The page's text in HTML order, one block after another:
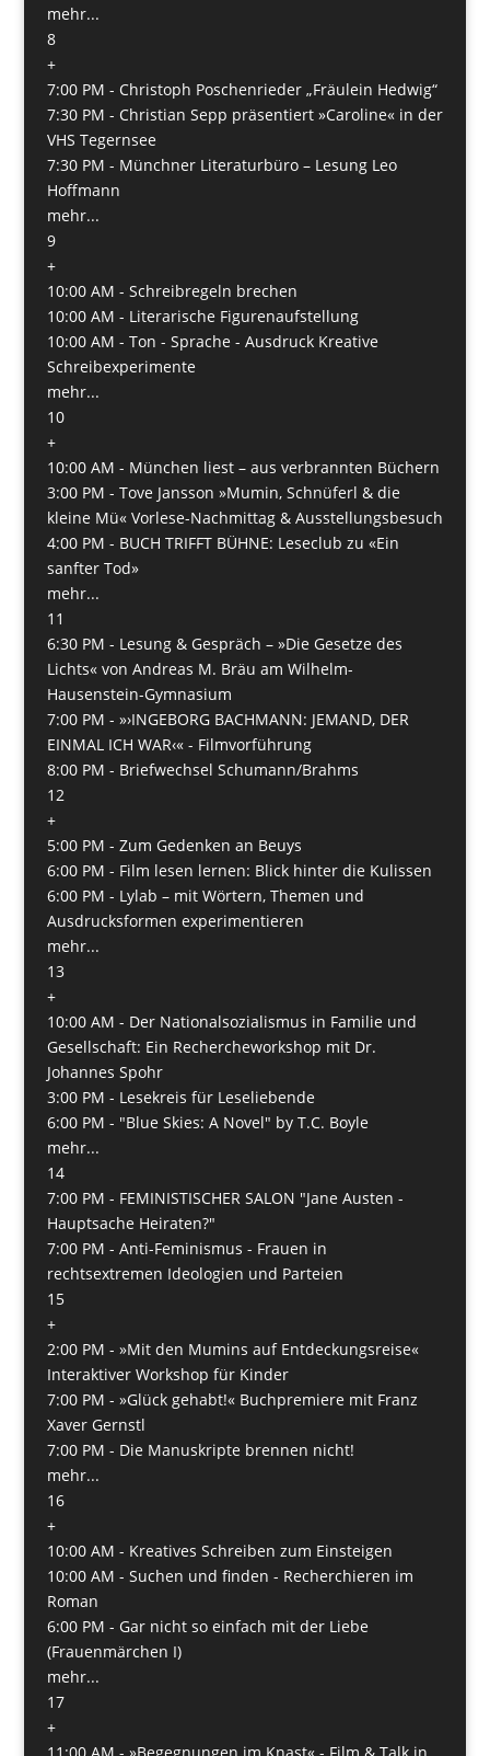
mehr...
8
+
7:00 PM - Christoph Poschenrieder „Fräulein Hedwig“
7:30 PM - Christian Sepp präsentiert »Caroline« in der
VHS Tegernsee
7:30 PM - Münchner Literaturbüro – Lesung Leo
Hoffmann
mehr...
9
+
10:00 AM - Schreibregeln brechen
10:00 AM - Literarische Figurenaufstellung
10:00 AM - Ton - Sprache - Ausdruck Kreative
Schreibexperimente
mehr...
10
+
10:00 AM - München liest – aus verbrannten Büchern
3:00 PM - Tove Jansson »Mumin, Schnüferl & die
kleine Mü« Vorlese-Nachmittag & Ausstellungsbesuch
4:00 PM - BUCH TRIFFT BÜHNE: Leseclub zu «Ein
sanfter Tod»
mehr...
11
6:30 PM - Lesung & Gespräch – »Die Gesetze des
Lichts« von Andreas M. Bräu am Wilhelm-
Hausenstein-Gymnasium
7:00 PM - »›INGEBORG BACHMANN: JEMAND, DER
EINMAL ICH WAR‹« - Filmvorführung
8:00 PM - Briefwechsel Schumann/Brahms
12
+
5:00 PM - Zum Gedenken an Beuys
6:00 PM - Film lesen lernen: Blick hinter die Kulissen
6:00 PM - Lylab – mit Wörtern, Themen und
Ausdrucksformen experimentieren
mehr...
13
+
10:00 AM - Der Nationalsozialismus in Familie und
Gesellschaft: Ein Rechercheworkshop mit Dr.
Johannes Spohr
3:00 PM - Lesekreis für Leseliebende
6:00 PM - "Blue Skies: A Novel" by T.C. Boyle
mehr...
14
7:00 PM - FEMINISTISCHER SALON "Jane Austen -
Hauptsache Heiraten?"
7:00 PM - Anti-Feminismus - Frauen in
rechtsextremen Ideologien und Parteien
15
+
2:00 PM - »Mit den Mumins auf Entdeckungsreise«
Interaktiver Workshop für Kinder
7:00 PM - »Glück gehabt!« Buchpremiere mit Franz
Xaver Gernstl
7:00 PM - Die Manuskripte brennen nicht!
mehr...
16
+
10:00 AM - Kreatives Schreiben zum Einsteigen
10:00 AM - Suchen und finden - Recherchieren im
Roman
6:00 PM - Gar nicht so einfach mit der Liebe
(Frauenmärchen I)
mehr...
17
+